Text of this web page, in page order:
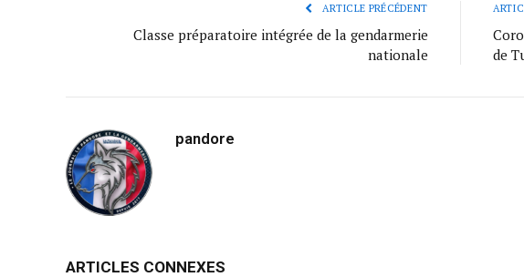
ARTICLE PRÉCÉDENT
Classe préparatoire intégrée de la gendarmerie
nationale
de
pandore
ARTICLES CONNEXES